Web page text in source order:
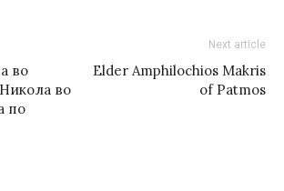
во
во
по
Next article
Elder Amphilochios Makris
of Patmos